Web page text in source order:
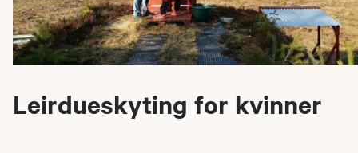
Leirdueskyting for kvinner